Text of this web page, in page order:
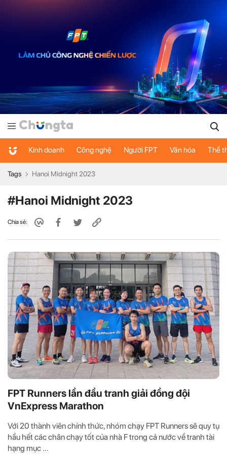
Kinh doanh Công nghệ Người FPT Văn hóa Thể
Tags Hanoi Midnight 2023
#Hanoi Midnight 2023
Chia sẻ:
FPT Runners lần đầu tranh giải đồng đội
VnExpress Marathon
Với 20 thành viên chính thức, nhóm chạy FPT Runners sẽ quy tụ
hầu hết các chân chạy tốt của nhà F trong cả nước về tranh tài
hạng mục ...